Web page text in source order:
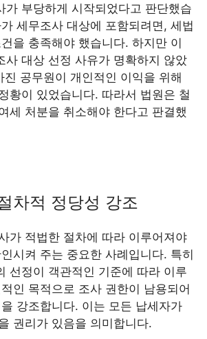
가 부당하게 시작되었다고 판단했습
세무조사 대상에 포함되려면, 세법
을 충족해야 했습니다. 하지만 이
사 대상 선정 사유가 명확하지 않았
진 공무원이 개인적인 이익을 위해
황이 있었습니다. 따라서 법원은 철
세 처분을 취소해야 한다고 판결했
차적 정당성 강조
가 적법한 절차에 따라 이루어져야
시켜 주는 중요한 사례입니다. 특히
선정이 객관적인 기준에 따라 이루
인 목적으로 조사 권한이 남용되어
강조합니다. 이는 모든 납세자가
권리가 있음을 의미합니다.